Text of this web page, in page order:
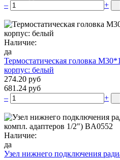
–
+
Наличие:
да
Термостатическая головка
корпус: белый
274.20 руб
681.24 руб
–
+
Наличие:
да
Узел нижнего подключения